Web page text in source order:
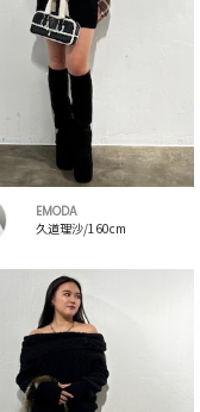
EMODA
久道理沙/160cm